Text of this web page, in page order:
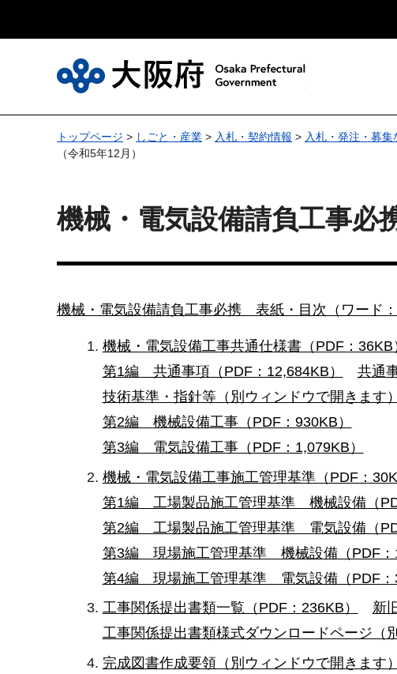
トップページ > しごと・産業 > 入札・契約情報 > 入札・発注・募集
（令和5年12月）
機械・電気設備請負工事必
機械・電気設備請負工事必携 表紙・目次（ワード：
機械・電気設備工事共通仕様書（PDF：36KB
第1編 共通事項（PDF：12,684KB）
共通
技術基準・指針等（別ウィンドウで開きます）
第2編 機械設備工事（PDF：930KB）
第3編 電気設備工事（PDF：1,079KB）
機械・電気設備工事施工管理基準（PDF：
第1編 工場製品施工管理基準 機械設備（
第2編 工場製品施工管理基準 電気設備（
第3編 現場施工管理基準 機械設備（PDF：
第4編 現場施工管理基準 電気設備（PDF：
工事関係提出書類一覧（PDF：236KB）
新
工事関係提出書類様式ダウンロードページ（
完成図書作成要領（別ウィンドウで開きます）